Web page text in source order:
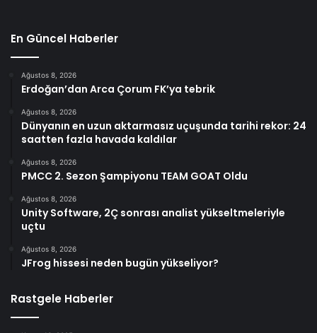
En Güncel Haberler
Ağustos 8, 2026
Erdoğan’dan Arca Çorum FK’ya tebrik
Ağustos 8, 2026
Dünyanın en uzun aktarmasız uçuşunda tarihi rekor: 24
saatten fazla havada kaldılar
Ağustos 8, 2026
PMCC 2. Sezon Şampiyonu TEAM GOAT Oldu
Ağustos 8, 2026
Unity Software, 2Ç sonrası analist yükseltmeleriyle
uçtu
Ağustos 8, 2026
JFrog hissesi neden bugün yükseliyor?
Rastgele Haberler